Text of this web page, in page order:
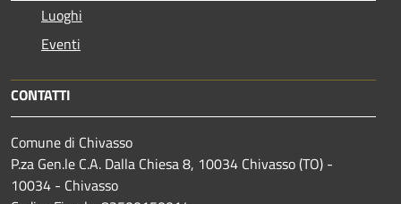
Luoghi
Eventi
CONTATTI
Comune di Chivasso
P.za Gen.le C.A. Dalla Chiesa 8, 10034 Chivasso (TO) -
10034 - Chivasso